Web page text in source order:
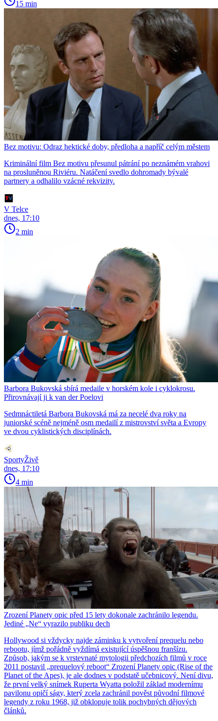
15 min
Bez motivu: Odraz hektické doby, předloha a napříč celým městem
Kriminální film Bez motivu přesunul pátrání po neznámém vrahovi
na prosluněnou Riviéru. Natáčení svedlo dohromady bývalé
partnery a odhalilo vzácné rekvizity.
V Telce
dnes, 17:10
2 min
Barbora Bukovská sbírá medaile v horském kole i cyklokrosu.
Přirovnávají ji k van der Poelovi
Sedmnáctiletá Barbora Bukovská má za necelé dva roky na
juniorské scéně nejméně osm medailí z mistrovství světa a Evropy
ve dvou cyklistických disciplínách.
SportyŽivě
dnes, 17:10
4 min
Zrození Planety opic před 15 lety dokonale zachránilo legendu.
Jediné „Ne“ vyrazilo publiku dech
Hollywood si vždycky najde záminku k vytvoření prequelu nebo
rebootu, jímž pořádně vyždímá existující úspěšnou franšízu.
Způsob, jakým se k vrstevnaté mytologii předchozích filmů v roce
2011 postavil „prequelový reboot“ Zrození Planety opic (Rise of the
Planet of the Apes), je ale dodnes v podstatě učebnicový. Není divu,
že první velký snímek Ruperta Wyatta položil základ modernímu
pavilonu opičí ságy, který zcela zachránil pověst původní filmové
legendy z roku 1968, již obklopuje tolik pochybných dějových
článků.